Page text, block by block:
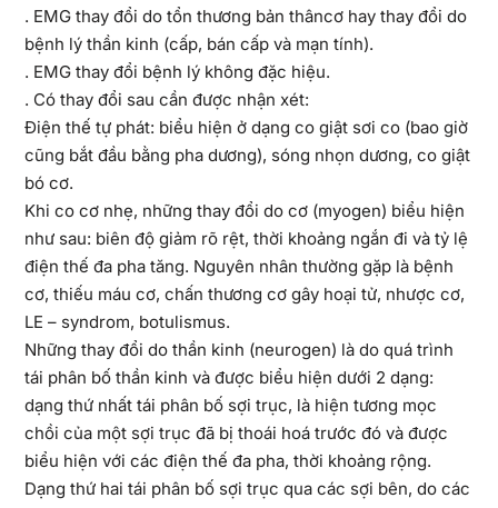
. EMG thay đổi do tổn thương bản thâncơ hay thay đổi do
bệnh lý thần kinh (cấp, bán cấp và mạn tính).
. EMG thay đổi bệnh lý không đặc hiệu.
. Có thay đổi sau cần được nhận xét:
Điện thế tự phát: biểu hiện ở dạng co giật sơi co (bao giờ
cũng bắt đầu bằng pha dương), sóng nhọn dương, co giật
bó cơ.
Khi co cơ nhẹ, những thay đổi do cơ (myogen) biểu hiện
như sau: biên độ giảm rõ rệt, thời khoảng ngắn đi và tỷ lệ
điện thế đa pha tăng. Nguyên nhân thường gặp là bệnh
cơ, thiếu máu cơ, chấn thương cơ gây hoại tử, nhược cơ,
LE – syndrom, botulismus.
Những thay đổi do thần kinh (neurogen) là do quá trình
tái phân bố thần kinh và được biểu hiện dưới 2 dạng:
dạng thứ nhất tái phân bố sợi trục, là hiện tương mọc
chồi của một sợi trục đã bị thoái hoá trước đó và được
biểu hiện với các điện thế đa pha, thời khoảng rộng.
Dạng thứ hai tái phân bố sợi trục qua các sợi bên, do các